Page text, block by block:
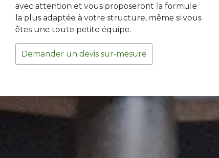
avec attention et vous proposeront la formule
la plus adaptée à votre structure, même si vous
êtes une toute petite équipe.
Demander un devis sur-mesure